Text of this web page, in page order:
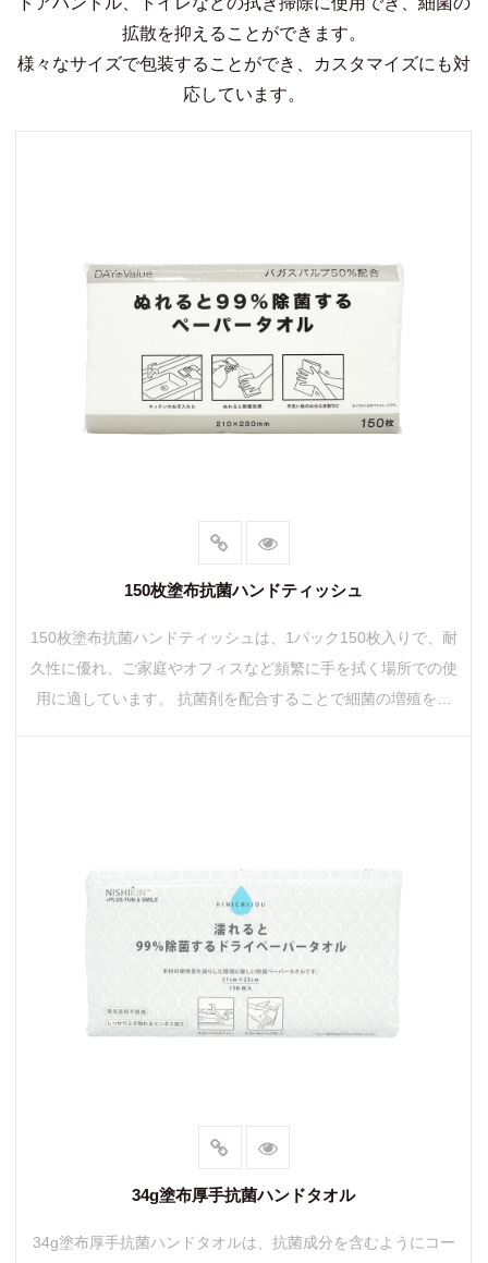
拡散を抑えることができます。
様々なサイズで包装することができ、カスタマイズにも対
応しています。
150枚塗布抗菌ハンドティッシュ
150枚塗布抗菌ハンドティッシュは、1パック150枚入りで、耐
久性に優れ、ご家庭やオフィスなど頻繁に手を拭く場所での使
用に適しています。 抗菌剤を配合することで細菌の増殖を抑
34g塗布厚手抗菌ハンドタオル
34g塗布厚手抗菌ハンドタオルは、抗菌成分を含むようにコー